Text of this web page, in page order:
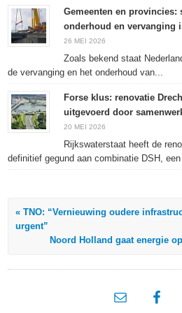
Gemeenten en provincies:
onderhoud en vervanging
26 MEI 2026
Zoals bekend staat
de vervanging en het onderhoud van...
Forse klus: renovatie
uitgevoerd door
20 MEI 2026
Rijkswaterstaat heeft de
definitief gegund aan combinatie DSH,
« TNO: “Vernieuwing oudere
urgent”
Noord Holland gaat energie